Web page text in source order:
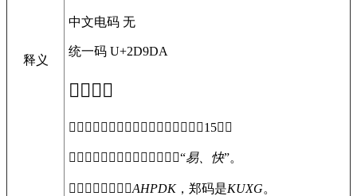
释义
中文电码 无
统一码 U+2D9DA
𭧚字概述
〔 𭧚 〕字拼音是，部首是日，总笔画是15画。
〔 𭧚 〕字是左右结构，可拆字为“易、快”。
〔 𭧚 〕字仓颉码是AHPDK，郑码是KUXG。